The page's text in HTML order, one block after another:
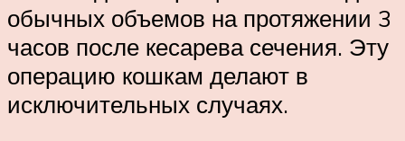
обычных объемов на протяжении 3
часов после кесарева сечения. Эту
операцию кошкам делают в
исключительных случаях.